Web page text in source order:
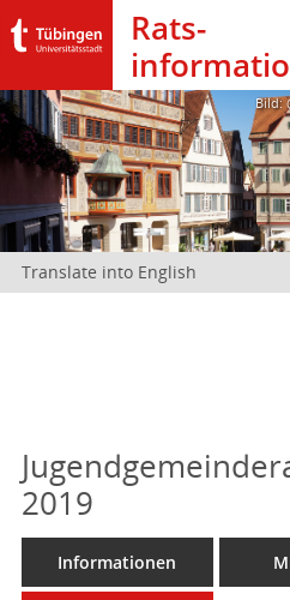
Rats­
Bild:
Translate into English
2019
Informationen